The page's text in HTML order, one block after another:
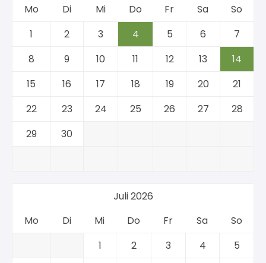
Mo
Di Mi Do Fr Sa
So
1
2 3 4 5 6
7
8
9 10 11 12 13
14
15
16 17 18 19 20
21
22
23 24 25 26 27
28
29
30
Juli 2026
Mo
Di Mi Do Fr Sa
So
1
2 3 4
5